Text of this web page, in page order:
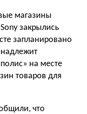
магазины
закрылись
запланировано
на месте
товаров для
что